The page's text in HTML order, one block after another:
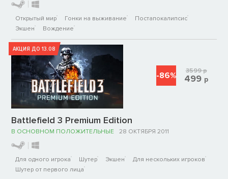
Открытый мир Гонки на выживание
Постапокалипсис
Экшен
Вождение
АКЦИЯ ДО 13.08
Battlefield 3 Premium Edition
В ОСНОВНОМ ПОЛОЖИТЕЛЬНЫЕ 28 ОКТЯБРЯ 2011
Для одного игрока Шутер Экшен
Для нескольких игроков
Шутер от первого лица
-86% 3599р
499 р